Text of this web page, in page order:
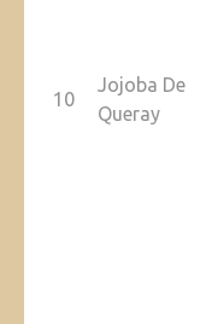
10
Jojoba De
Queray